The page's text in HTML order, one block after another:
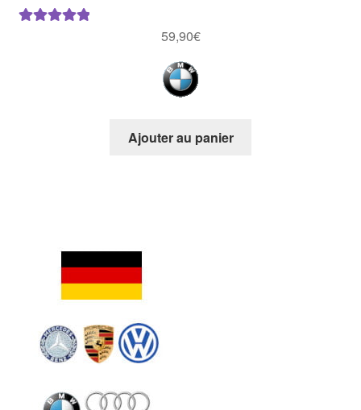
59,90€
Ajouter au panier